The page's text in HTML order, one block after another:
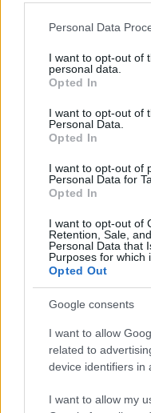
Please note that this
not limited to your visit
grant or deny consent
use your data for below
consent section.
Personal Data
I want to opt-out of
personal data.
Opted In
I want to opt-out of
Personal Data.
Opted In
I want to opt-out of
Personal Data for
Opted In
I want to opt-out of
Retention, Sale,
Personal Data that
Purposes for which
Opted Out
Google consents
I want to allow
related to
device identifiers in
I want to allow my
αείμνηστου του Ανδρέα.
Reply